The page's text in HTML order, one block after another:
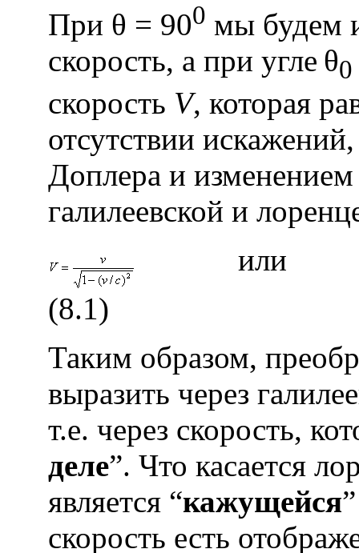
При θ = 900 мы будем
скорость, а при угле θ0
скорость V, которая
отсутствии
Доплера и
галилеевской и
(8.1)
Таким образом,
выразить через
т.е. через скорость,
деле”. Что касается
является “кажущейся
скорость есть